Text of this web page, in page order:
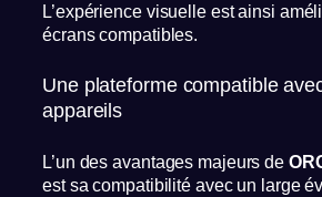
L’expérience visuelle est ainsi
écrans compatibles.
Une plateforme compatible
appareils
L’un des avantages majeurs de
est sa compatibilité avec un large